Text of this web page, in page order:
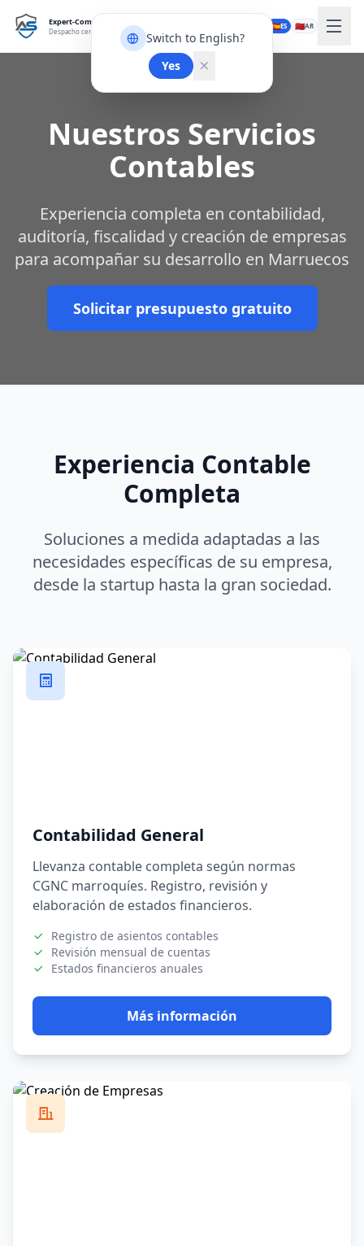
Switch to English?
Yes
Expert-Comptable Tanger
Despacho certificado OPCA 🇪🇸ES 🇲🇦AR
Nuestros Servicios
Contables
Experiencia completa en contabilidad,
auditoría, fiscalidad y creación de empresas
para acompañar su desarrollo en Marruecos
Solicitar presupuesto gratuito
Experiencia Contable
Completa
Soluciones a medida adaptadas a las
necesidades específicas de su empresa,
desde la startup hasta la gran sociedad.
Contabilidad General
Llevanza contable completa según normas
CGNC marroquíes. Registro, revisión y
elaboración de estados financieros.
Registro de asientos contables
Revisión mensual de cuentas
Estados financieros anuales
Más información